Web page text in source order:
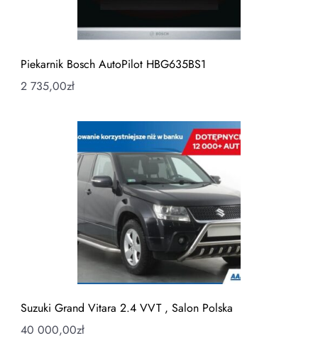
Piekarnik Bosch AutoPilot HBG635BS1
2 735,00zł
Suzuki Grand Vitara 2.4 VVT , Salon Polska
40 000,00zł